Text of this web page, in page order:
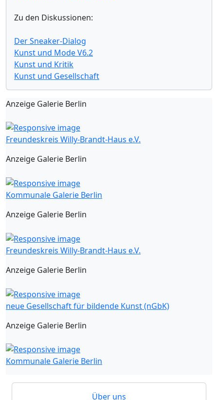
Zu den Diskussionen:
Der Sneaker-Dialog
Kunst und Mode V6.2
Kunst und Kritik
Kunst und Gesellschaft
Anzeige Galerie Berlin
Freundeskreis Willy-Brandt-Haus e.V.
Anzeige Galerie Berlin
Kommunale Galerie Berlin
Anzeige Galerie Berlin
Freundeskreis Willy-Brandt-Haus e.V.
Anzeige Galerie Berlin
neue Gesellschaft für bildende Kunst (nGbK)
Anzeige Galerie Berlin
Kommunale Galerie Berlin
Über uns